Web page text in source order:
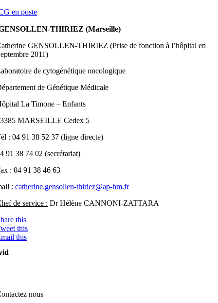
en poste
THIRIEZ (Marseille)
GENSOLLEN-THIRIEZ (Prise de fonction à l’hôpital en
2011)
de cytogénétique oncologique
de Génétique Médicale
La Timone – Enfants
MARSEILLE Cedex 5
: 04 91 38 52 37 (ligne directe)
91 38 74 02 (secrétariat)
: 04 91 38 46 63
:catherine.gensollen-thiriez@ap-hm.fr
de service : Dr Hélène CANNONI-ZATTARA
this
this
this
nous